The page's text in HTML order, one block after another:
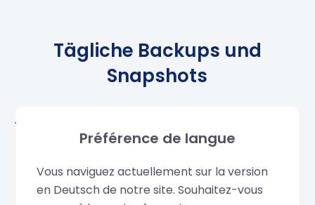
Tägliche Backups und
Snapshots
jeden Morgen durchgeführt und auf einem
kostenlosen Tagenkönnen Sie diese für nur
20% o Ihres VPS-Preises behalten.
Préférence de langue
Vous naviguez actuellement sur la version
en Deutsch de notre site. Souhaitez-vous